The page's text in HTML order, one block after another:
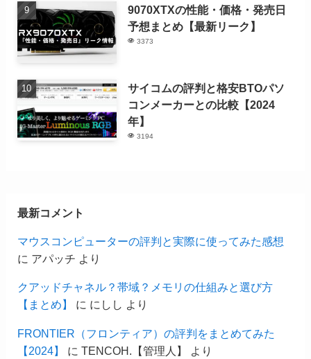
9070XTXの性能・価格・発売日
予想まとめ【最新リーク】
3373
サイコムの評判と格安BTOパソ
コンメーカーとの比較【2024
年】
3194
最新コメント
マウスコンピューターの評判と実際に使ってみた感想
に アパッチ より
クアッドチャネル？帯域？メモリの仕組みと選び方
【まとめ】
に にしし より
FRONTIER（フロンティア）の評判をまとめてみた
【2024】
に TENCOH.【管理人】 より